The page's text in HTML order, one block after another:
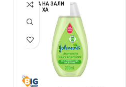
НЕМА НА ЗАЛИ
ХА